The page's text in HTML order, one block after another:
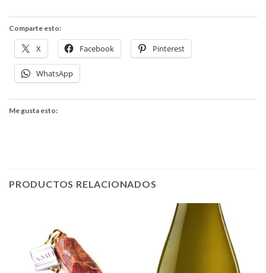
Comparte esto:
X Facebook Pinterest
WhatsApp
Me gusta esto:
PRODUCTOS RELACIONADOS